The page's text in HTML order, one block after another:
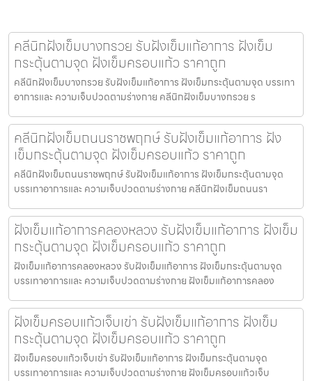
คลีนิกฝังเข็มบางกรวย รับฝังเข็มแก้อาการ ฝังเข็ม
กระตุ้นตามจุด ฝังเข็มครอบแก้ว ราคาถูก
คลีนิกฝังเข็มบางกรวย รับฝังเข็มแก้อาการ ฝังเข็มกระตุ้นตามจุด บรรเทา
อาการและ ความเจ็บปวดตามร่างกาย คลีนิกฝังเข็มบางกรวย ร
คลีนิกฝังเข็มถนนราชพฤกษ์ รับฝังเข็มแก้อาการ ฝัง
เข็มกระตุ้นตามจุด ฝังเข็มครอบแก้ว ราคาถูก
คลีนิกฝังเข็มถนนราชพฤกษ์ รับฝังเข็มแก้อาการ ฝังเข็มกระตุ้นตามจุด
บรรเทาอาการและ ความเจ็บปวดตามร่างกาย คลีนิกฝังเข็มถนนรา
ฝังเข็มแก้อาการคลองหลวง รับฝังเข็มแก้อาการ ฝังเข็ม
กระตุ้นตามจุด ฝังเข็มครอบแก้ว ราคาถูก
ฝังเข็มแก้อาการคลองหลวง รับฝังเข็มแก้อาการ ฝังเข็มกระตุ้นตามจุด
บรรเทาอาการและ ความเจ็บปวดตามร่างกาย ฝังเข็มแก้อาการคลอง
ฝังเข็มครอบแก้วเจ็บเข่า รับฝังเข็มแก้อาการ ฝังเข็ม
กระตุ้นตามจุด ฝังเข็มครอบแก้ว ราคาถูก
ฝังเข็มครอบแก้วเจ็บเข่า รับฝังเข็มแก้อาการ ฝังเข็มกระตุ้นตามจุด
บรรเทาอาการและ ความเจ็บปวดตามร่างกาย ฝังเข็มครอบแก้วเจ็บ